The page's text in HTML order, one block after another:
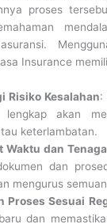
proses
Insurance
Risiko Kesalahan:
akan
keterlambatan.
Waktu dan Tenaga
dan
mengurus
Proses Sesuai
dan